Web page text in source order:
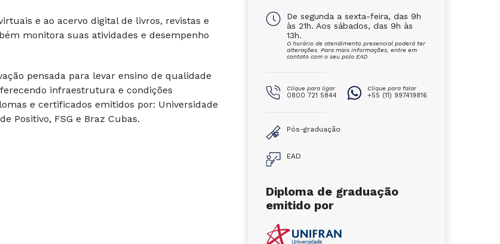
e ao acervo digital de livros, revistas e
monitora suas atividades e desempenho
pensada para levar ensino de qualidade
infraestrutura e condições
e certificados emitidos por: Universidade
Positivo, FSG e Braz Cubas.
De segunda a sexta-feira, das 9h
às 21h. Aos sábados, das 9h às
13h.
O horário de atendimento presencial poderá ter
alterações. Para mais informações, entre em
contato com o seu polo EAD.
Clique para ligar
0800 721 5844
Clique para falar
+55 (11) 997419816
Pós-graduação
EAD
Diploma de graduação
emitido por